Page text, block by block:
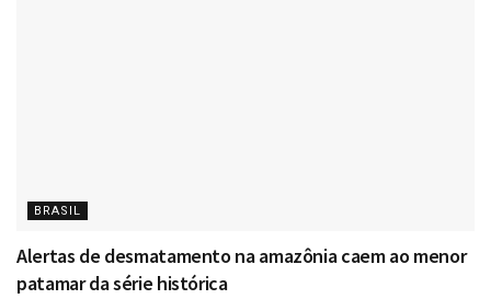
BRASIL
Alertas de desmatamento na amazônia caem ao menor
patamar da série histórica